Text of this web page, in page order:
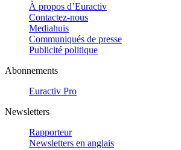
À propos d’Euractiv
Contactez-nous
Mediahuis
Communiqués de presse
Publicité politique
Abonnements
Euractiv Pro
Newsletters
Rapporteur
Newsletters en anglais